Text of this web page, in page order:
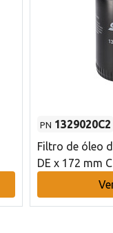
PN 1329020C2
Filtro de óleo
DE x 172 mm